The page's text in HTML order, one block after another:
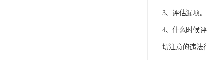
3、评估漏项
4、什么时候
切注意的违法